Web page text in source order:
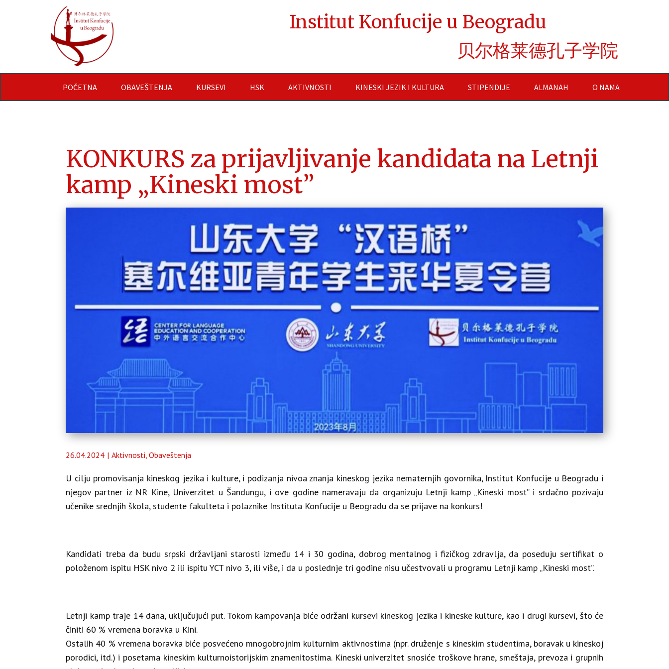
Institut Konfucije u Beogradu
贝尔格莱德孔子学院
POČETNA OBAVEŠTENJA KURSEVI HSK AKTIVNOSTI KINESKI JEZIK I KULTURA STIPENDIJE ALMANAH O NAMA
KONKURS za prijavljivanje kandidata na Letnji
kamp „Kineski most”
26.04.2024 Aktivnosti Obaveštenja
U cilju promovisanja kineskog jezika i kulture, i podizanja nivoa znanja kineskog jezika nematernjih govornika, Institut Konfucije u Beogradu i
njegov partner iz NR Kine, Univerzitet u Šandungu, i ove godine nameravaju da organizuju Letnji kamp „Kineski most” i srdačno pozivaju
učenike srednjih škola, studente fakulteta i polaznike Instituta Konfucije u Beogradu da se prijave na konkurs!
Kandidati treba da budu srpski državljani starosti između 14 i 30 godina, dobrog mentalnog i fizičkog zdravlja, da poseduju sertifikat o
položenom ispitu HSK nivo 2 ili ispitu YCT nivo 3, ili više, i da u poslednje tri godine nisu učestvovali u programu Letnji kamp „Kineski most”.
Letnji kamp traje 14 dana, uključujući put. Tokom kampovanja biće održani kursevi kineskog jezika i kineske kulture, kao i drugi kursevi, što će
činiti 60 % vremena boravka u Kini.
Ostalih 40 % vremena boravka biće posvećeno mnogobrojnim kulturnim aktivnostima (npr. druženje s kineskim studentima, boravak u kineskoj
porodici, itd.) i posetama kineskim kulturnoistorijskim znamenitostima. Kineski univerzitet snosiće troškove hrane, smeštaja, prevoza i grupnih